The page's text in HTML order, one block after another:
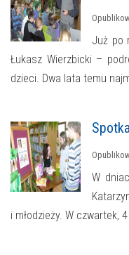
Już po
Łukasz Wierzbicki –
dzieci. Dwa lata temu
W
i młodzieży. W czwartek,